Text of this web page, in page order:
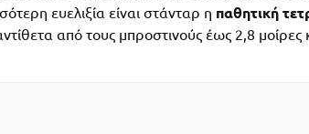
ευελιξία είναι στάνταρ η παθητική
από τους μπροστινούς έως 2,8 μοίρες